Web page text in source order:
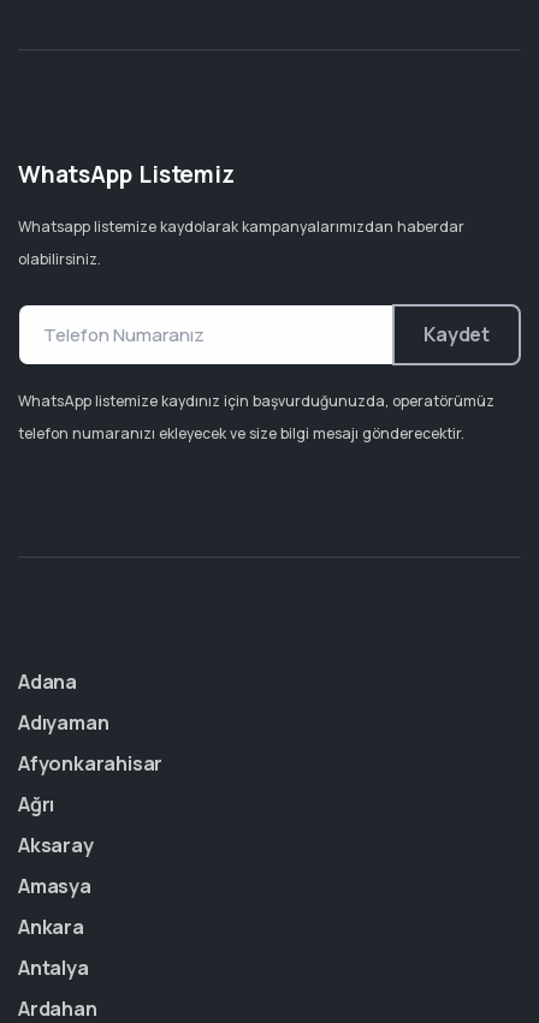
WhatsApp Listemiz
Whatsapp listemize kaydolarak kampanyalarımızdan haberdar
olabilirsiniz.
Kaydet
WhatsApp listemize kaydınız için başvurduğunuzda, operatörümüz
telefon numaranızı ekleyecek ve size bilgi mesajı gönderecektir.
Adana
Adıyaman
Afyonkarahisar
Ağrı
Aksaray
Amasya
Ankara
Antalya
Ardahan